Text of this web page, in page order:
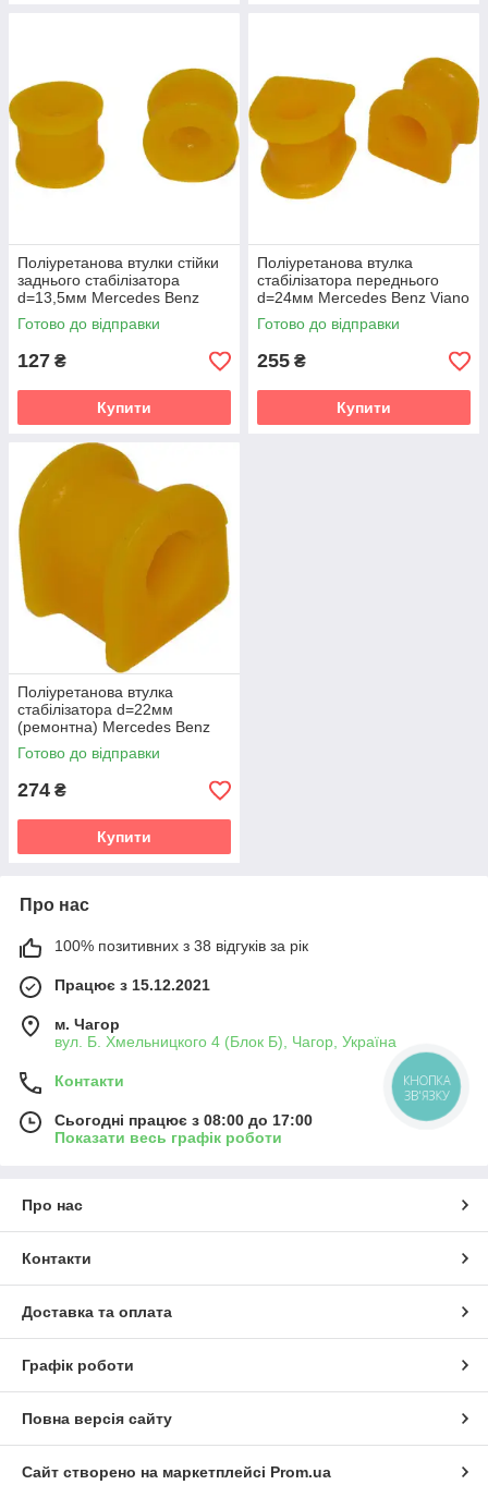
Поліуретанова втулки стійки
заднього стабілізатора
d=13,5мм Mercedes Benz
Viano (W639) Мікроавтобус
(2003-2014) v19
Готово до відправки
127 ₴
Купити
Поліуретанова втулка
стабілізатора переднього
d=24мм Mercedes Benz Viano
(W639) Мікроавтобус (2003-
2014) v19
Готово до відправки
255 ₴
Купити
Поліуретанова втулка
стабілізатора d=22мм
(ремонтна) Mercedes Benz
Viano (W639) Мікроавтобус
(2003-2014) v19
Готово до відправки
274 ₴
Купити
Про нас
100% позитивних з 38 відгуків за рік
Працює з 15.12.2021
м. Чагор
вул. Б. Хмельницкого 4 (Блок Б), Чагор, Україна
Контакти
Сьогодні працює з 08:00 до 17:00
Показати весь графік роботи
Про нас
Контакти
Доставка та оплата
Графік роботи
Повна версія сайту
Сайт створено на маркетплейсі Prom.ua
КНОПКА
ЗВ'ЯЗКУ